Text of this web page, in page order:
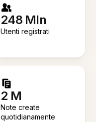
248 Mln
Utenti registrati
2 M
Note create
quotidianamente